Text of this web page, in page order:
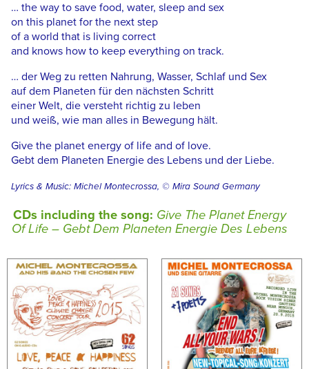
… the way to save food, water, sleep and sex
on this planet for the next step
of a world that is living correct
and knows how to keep everything on track.
… der Weg zu retten Nahrung, Wasser, Schlaf und Sex
auf dem Planeten für den nächsten Schritt
einer Welt, die versteht richtig zu leben
und weiß, wie man alles in Bewegung hält.
Give the planet energy of life and of love.
Gebt dem Planeten Energie des Lebens und der Liebe.
Lyrics & Music: Michel Montecrossa, © Mira Sound Germany
CDs including the song: Give The Planet Energy
Of Life – Gebt Dem Planeten Energie Des Lebens